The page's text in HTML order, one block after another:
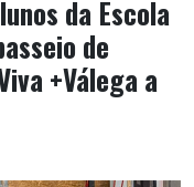
da Escola
de
+Válega a